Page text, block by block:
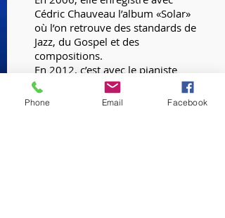
Cédric Chauveau l’album «Solar»
où l’on retrouve des standards de
Jazz, du Gospel et des
compositions.
En 2012, c’est avec le pianiste
montpelliérain Thierry Gautier
qu’elle chante un répertoire mêlant
Phone Email Facebook